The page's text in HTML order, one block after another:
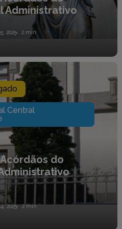
Administrativo
2025 2 min
Central
do
2025 2 min